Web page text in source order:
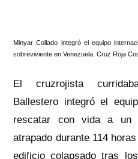
Minyar Collado integró el equipo
sobreviviente en Venezuela. Cruz Roja
El cruzrojista
Ballestero integró el
rescatar con vida a un
atrapado durante 114
edificio colapsado tras